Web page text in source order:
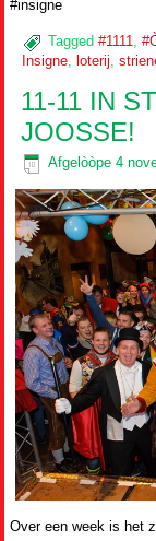
#insigne
Tagged #1111 ,
Insigne ,loterij ,
11-11 IN
JOOSSE!
Afgelòòpe 4
Over een week is het